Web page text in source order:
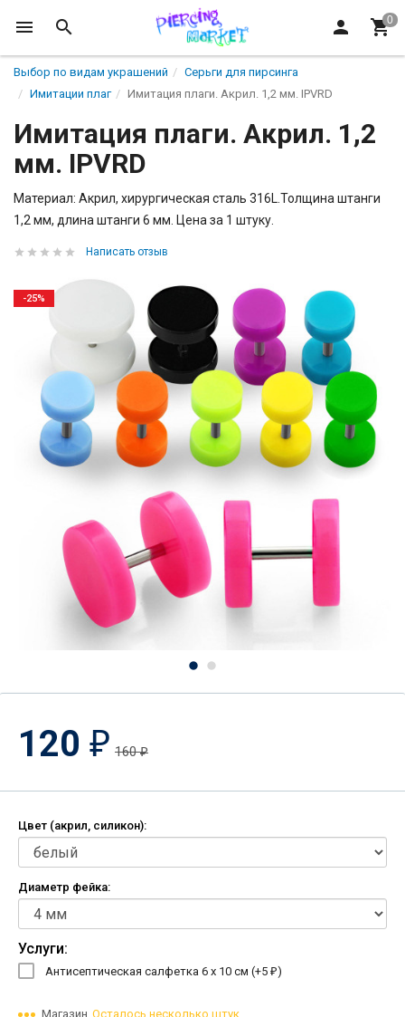
Выбор по видам украшений
Серьги для пирсинга
Имитации плаг
Имитация плаги. Акрил. 1,2 мм. IPVRD
Имитация плаги. Акрил. 1,2
мм. IPVRD
Материал: Акрил, хирургическая сталь 316L.Толщина штанги
1,2 мм, длина штанги 6 мм. Цена за 1 штуку.
Написать отзыв
-25%
120 ₽ 160₽
Цвет (акрил, силикон):
Диаметр фейка:
Услуги:
Антисептическая салфетка 6 х 10 см (+5 ₽)
Магазин Осталось несколько штук